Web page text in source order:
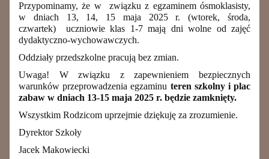
Przypominamy, że w związku z egzaminem ósmoklasisty,
w dniach 13, 14, 15 maja 2025 r. (wtorek, środa,
czwartek) uczniowie klas 1-7 mają dni wolne od zajęć
dydaktyczno-wychowawczych.
Oddziały przedszkolne pracują bez zmian.
Uwaga! W związku z zapewnieniem bezpiecznych
warunków przeprowadzenia egzaminu teren szkolny i plac
zabaw w dniach 13-15 maja 2025 r. będzie zamknięty.
Wszystkim Rodzicom uprzejmie dziękuję za zrozumienie.
Dyrektor Szkoły
Jacek Makowiecki